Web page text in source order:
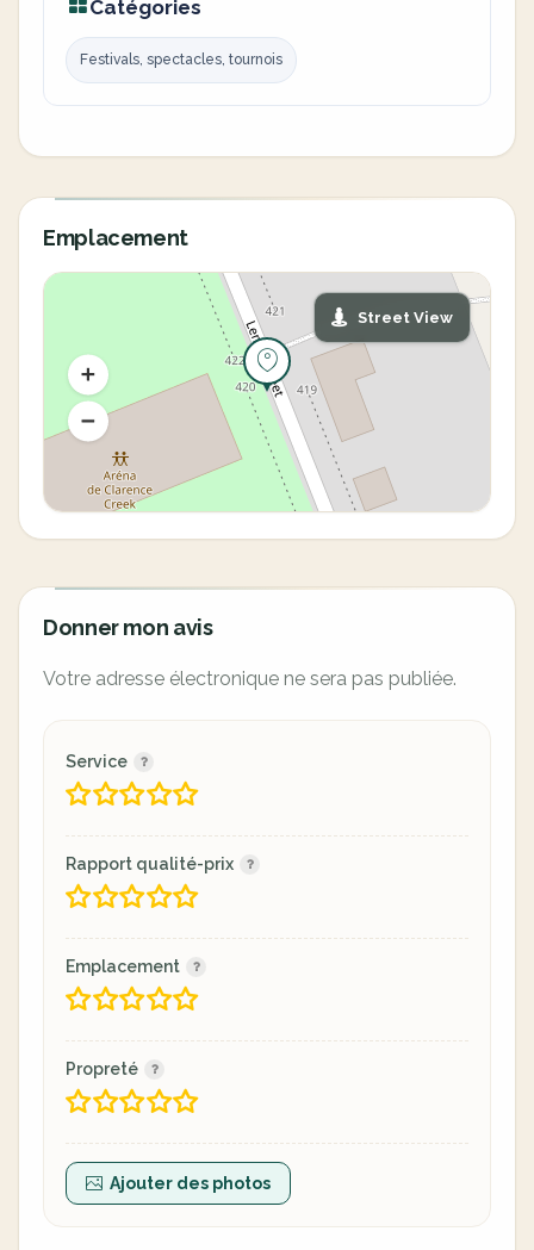
Catégories
Festivals, spectacles, tournois
Emplacement
Street View
Donner mon avis
Votre adresse électronique ne sera pas publiée.
Service
Rapport qualité-prix
Emplacement
Propreté
Ajouter des photos